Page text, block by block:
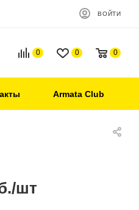
ВОЙТИ
0 0 0
Armata Club
/шт